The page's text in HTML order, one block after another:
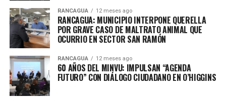
RANCAGUA 12 meses ago
RANCAGUA: MUNICIPIO INTERPONE QUERELLA
POR GRAVE CASO DE MALTRATO ANIMAL QUE
OCURRIO EN SECTOR SAN RAMÓN
RANCAGUA 12 meses ago
60 AÑOS DEL MINVU: IMPULSAN “AGENDA
FUTURO” CON DIÁLOGO CIUDADANO EN O’HIGGINS